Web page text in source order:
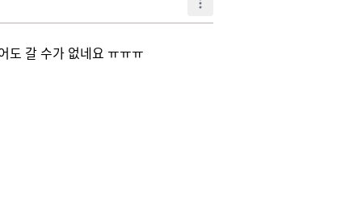
도 갈 수가 없네요 ㅠㅠㅠ